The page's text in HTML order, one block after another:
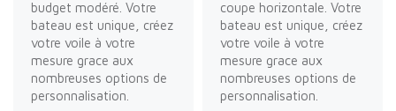
budget modéré. Votre
bateau est unique, créez
votre voile à votre
mesure grace aux
nombreuses options de
personnalisation.
coupe horizontale. Votre
bateau est unique, créez
votre voile à votre
mesure grace aux
nombreuses options de
personnalisation.